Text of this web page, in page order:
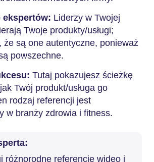
ekspertów: Liderzy w Twojej
Twoje produkty/usługi;
że są one autentyczne, ponieważ
powszechne.
Tutaj pokazujesz ścieżkę
Twój produkt/usługa go
rodzaj referencji jest
w branży zdrowia i fitness.
różnorodne referencje wideo i